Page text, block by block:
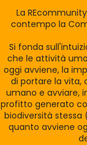
La
contempo la
Si fonda
che le attività
oggi avviene, la
di portare la vita,
umano e avviare,
profitto generato
biodiversità
quanto avviene